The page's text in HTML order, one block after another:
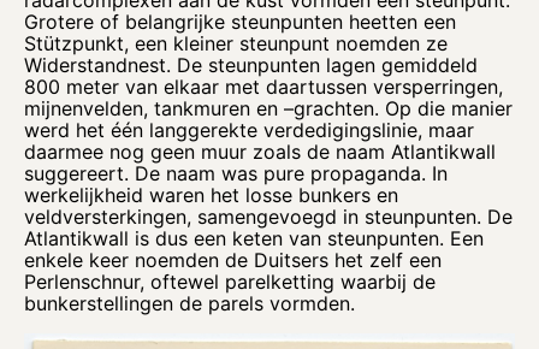
Grotere of belangrijke steunpunten heetten een
Stützpunkt, een kleiner steunpunt noemden ze
Widerstandnest. De steunpunten lagen gemiddeld
800 meter van elkaar met daartussen versperringen,
mijnenvelden, tankmuren en –grachten. Op die manier
werd het één langgerekte verdedigingslinie, maar
daarmee nog geen muur zoals de naam Atlantikwall
suggereert. De naam was pure propaganda. In
werkelijkheid waren het losse bunkers en
veldversterkingen, samengevoegd in steunpunten. De
Atlantikwall is dus een keten van steunpunten. Een
enkele keer noemden de Duitsers het zelf een
Perlenschnur, oftewel parelketting waarbij de
bunkerstellingen de parels vormden.